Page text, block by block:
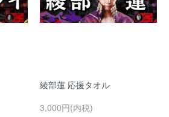
綾部蓮 応援タオル
3,000円(内税)